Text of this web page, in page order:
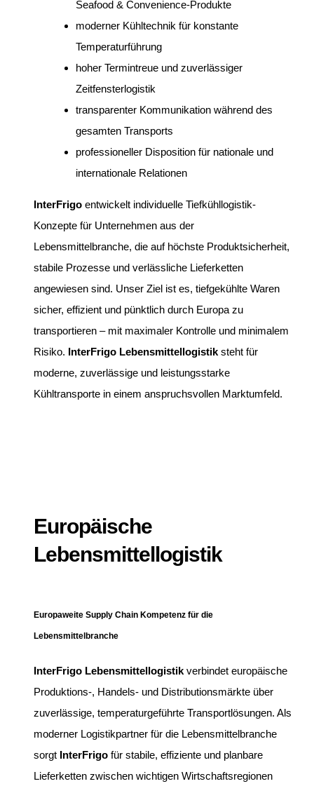
Seafood & Convenience-Produkte
moderner Kühltechnik für konstante
Temperaturführung
hoher Termintreue und zuverlässiger
Zeitfensterlogistik
transparenter Kommunikation während des
gesamten Transports
professioneller Disposition für nationale und
internationale Relationen
InterFrigo entwickelt individuelle Tiefkühllogistik-
Konzepte für Unternehmen aus der
Lebensmittelbranche, die auf höchste Produktsicherheit,
stabile Prozesse und verlässliche Lieferketten
angewiesen sind. Unser Ziel ist es, tiefgekühlte Waren
sicher, effizient und pünktlich durch Europa zu
transportieren – mit maximaler Kontrolle und minimalem
Risiko. InterFrigo Lebensmittellogistik steht für
moderne, zuverlässige und leistungsstarke
Kühltransporte in einem anspruchsvollen Marktumfeld.
Europäische
Lebensmittellogistik
Europaweite Supply Chain Kompetenz für die
Lebensmittelbranche
InterFrigo Lebensmittellogistikverbindet europäische
Produktions-, Handels- und Distributionsmärkte über
zuverlässige, temperaturgeführte Transportlösungen. Als
moderner Logistikpartner für die Lebensmittelbranche
sorgt InterFrigo für stabile, effiziente und planbare
Lieferketten zwischen wichtigen Wirtschaftsregionen